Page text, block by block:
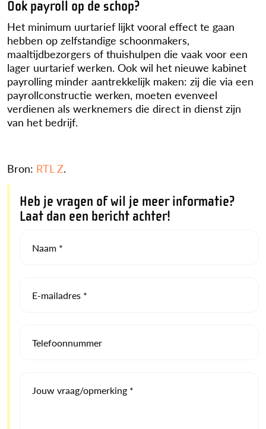
Ook payroll op de schop?
Het minimum uurtarief lijkt vooral effect te gaan
hebben op zelfstandige schoonmakers,
maaltijdbezorgers of thuishulpen die vaak voor een
lager uurtarief werken. Ook wil het nieuwe kabinet
payrolling minder aantrekkelijk maken: zij die via een
payrollconstructie werken, moeten evenveel
verdienen als werknemers die direct in dienst zijn
van het bedrijf.
Bron: RTL Z.
Heb je vragen of wil je meer informatie?
Laat dan een bericht achter!
Naam *
E-mailadres *
Telefoonnummer
Jouw vraag/opmerking *